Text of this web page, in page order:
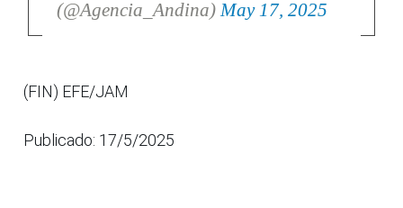
(@Agencia_Andina) May 17, 2025
(FIN) EFE/JAM
Publicado: 17/5/2025